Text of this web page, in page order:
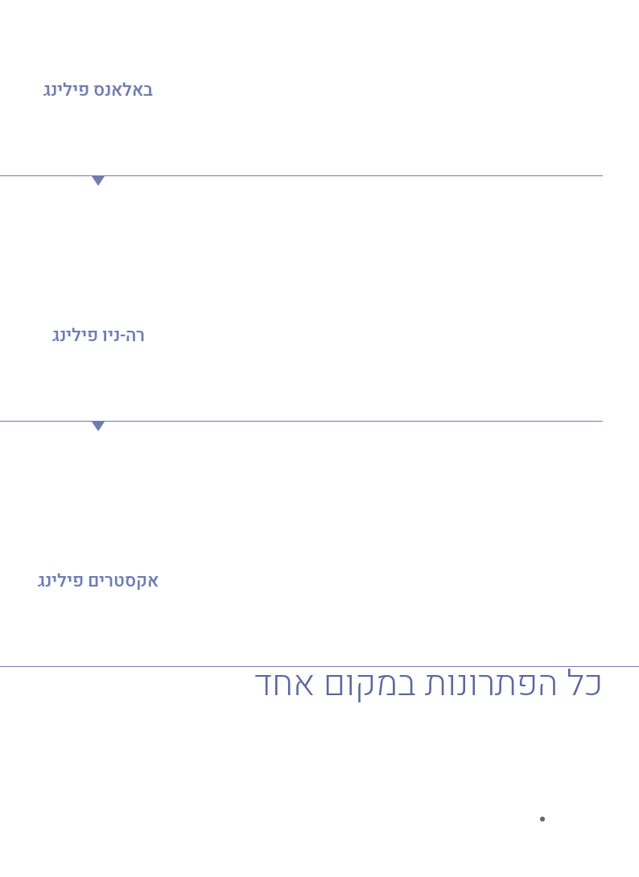
באלאנס פילינג
רה-ניו פילינג
אקסטרים פילינג
כל הפתרונות במקום אחד